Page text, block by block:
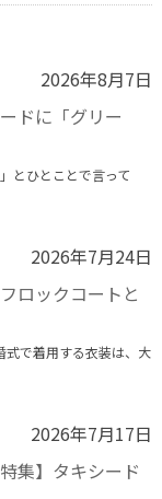
2026年8月7日
ドに「グリー
とひとことで言って
2026年7月24日
ロックコートと
式で着用する衣装は、大
2026年7月17日
集】タキシード